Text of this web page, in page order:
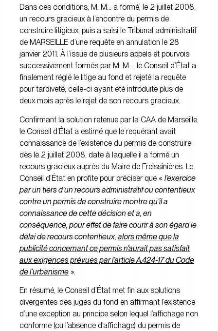
Dans ces conditions, M. M… a formé, le 2 juillet 2008,
un recours gracieux à l’encontre du permis de
construire litigieux, puis a saisi le Tribunal administratif
de MARSEILLE d’une requête en annulation le 28
janvier 2011. À l’issue de plusieurs appels et pourvois
successivement formés par M. M…, le Conseil d’État a
finalement réglé le litige au fond et rejeté la requête
pour tardiveté, celle-ci ayant été introduite plus de
deux mois après le rejet de son recours gracieux.
Confirmant la solution retenue par la CAA de Marseille,
le Conseil d’État a estimé que le requérant avait
connaissance de l’existence du permis de construire
dès le 2 juillet 2008, date à laquelle il a formé un
recours gracieux auprès du Maire de Freissinières. Le
Conseil d’État en profite pour préciser que « l’exercice
par un tiers d’un recours administratif ou contentieux
contre un permis de construire montre qu’il a
connaissance de cette décision et a, en
conséquence, pour effet de faire courir à son égard le
délai de recours contentieux, alors même que la
publicité concernant ce permis n’aurait pas satisfait
aux exigences prévues par l’article A.424-17 du Code
de l’urbanisme ».
En résumé, le Conseil d’État met fin aux solutions
divergentes des juges du fond en affirmant l’existence
d’une exception au principe selon lequel l’affichage non
conforme (ou l’absence d’affichage) du permis de